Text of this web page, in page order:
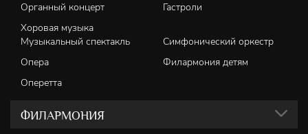
Органный концерт
Гастроли
Хоровая музыка
Музыкальный спектакль
Симфонический оркестр
Опера
Филармония детям
Оперетта
ФИЛАРМОНИЯ